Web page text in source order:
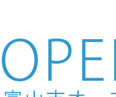
Skip to main content